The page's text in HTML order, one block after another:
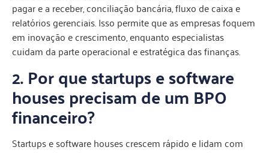
pagar e a receber, conciliação bancária, fluxo de caixa e
relatórios gerenciais. Isso permite que as empresas foquem
em inovação e crescimento, enquanto especialistas
cuidam da parte operacional e estratégica das finanças.
2. Por que startups e software
houses precisam de um BPO
financeiro?
Startups e software houses crescem rápido e lidam com